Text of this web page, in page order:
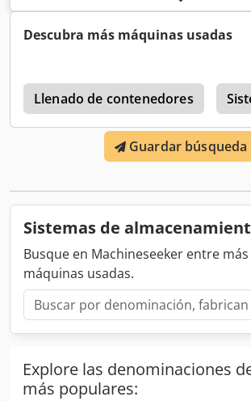
20 pies y 2 unidades de 40 pies. 3 de
usados y están almacenados con
sido usados sólo unas semanas. Uno está
hidrógeno a 25 bar de presión. Paquete
completo disponible. Dodpfxoxgn S So An
Descubra más máquinas usadas
Llenado de contenedores
Guardar búsqueda
Sistemas de
Busque en Machineseeker entre
máquinas usadas.
Explore las denominaciones
más populares: